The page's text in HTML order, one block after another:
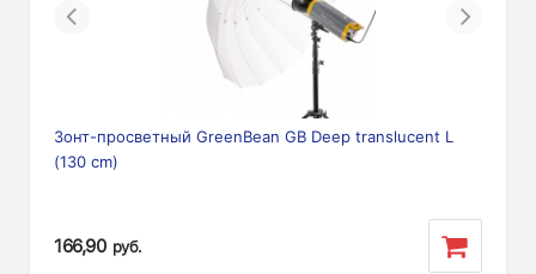
Previous Next
Зонт-просветный GreenBean GB Deep translucent L
(130 cm)
166,90 руб.